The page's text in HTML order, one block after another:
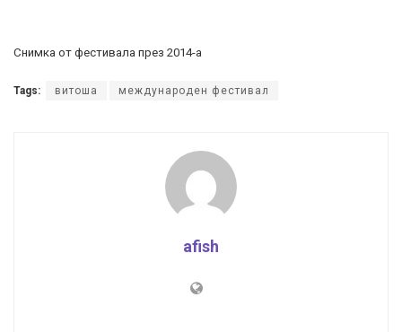
Снимка от фестивала през 2014-а
Tags: витоша международен фестивал
afish